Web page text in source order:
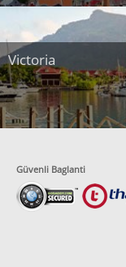
Victoria
Güvenli Baglanti